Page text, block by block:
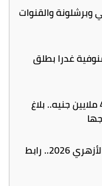
وبرشلونة والقنوات
غدرا بطلق
التبرع بكليته مقابل إيصالات أمانة بـ4 ملايين جنيه.. بلاغ
نتيجة تنسيق الصف الأول الابتدائي الأزهري 2026.. رابط